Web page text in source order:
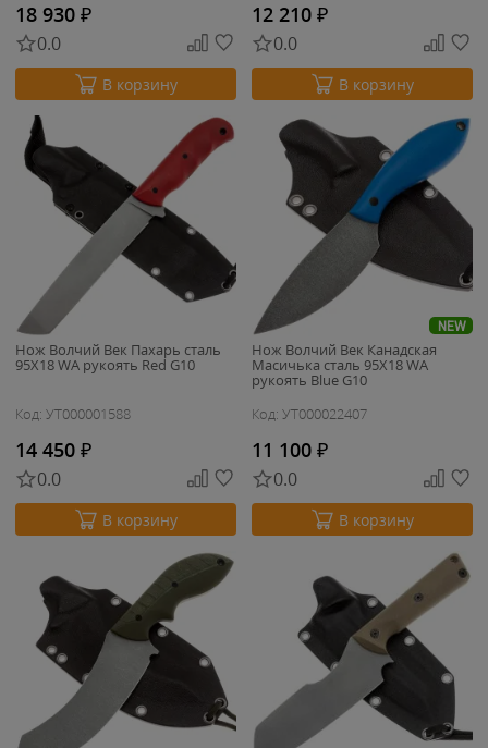
18 930 ₽
0.0
В корзину
12 210 ₽
0.0
В корзину
Нож Волчий Век Пахарь сталь
95X18 WA рукоять Red G10
Код: УТ000001588
14 450 ₽
0.0
В корзину
NEW
Нож Волчий Век Канадская
Масичька сталь 95Х18 WA
рукоять Blue G10
Код: УТ000022407
11 100 ₽
0.0
В корзину